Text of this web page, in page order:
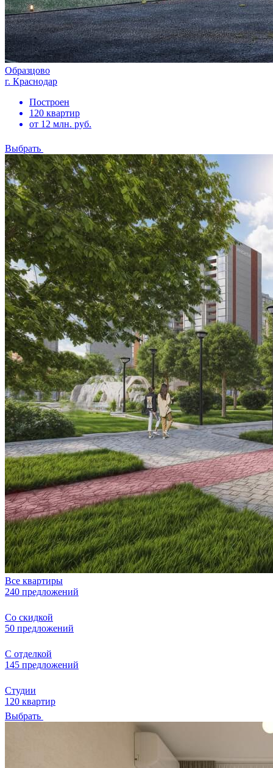
Образцово
г. Краснодар
Построен
120 квартир
от 12 млн. руб.
Выбрать
Все квартиры
240 предложений
Со скидкой
50 предложений
С отделкой
145 предложений
Студии
120 квартир
Выбрать